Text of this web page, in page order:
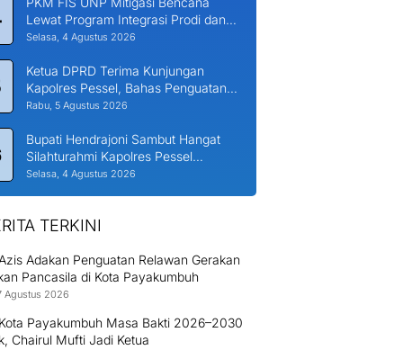
Lewat Program Integrasi Prodi dan
Nagari di Padang Laweh Malalo
Selasa, 4 Agustus 2026
Ketua DPRD Terima Kunjungan
Kapolres Pessel, Bahas Penguatan
Kerjasama Hankamtibmas
Rabu, 5 Agustus 2026
Bupati Hendrajoni Sambut Hangat
Silahturahmi Kapolres Pessel
Bersama PJU
Selasa, 4 Agustus 2026
TERKINI
Adakan Penguatan Relawan Gerakan
Pancasila di Kota Payakumbuh
Agustus 2026
Payakumbuh Masa Bakti 2026–2030
Chairul Mufti Jadi Ketua